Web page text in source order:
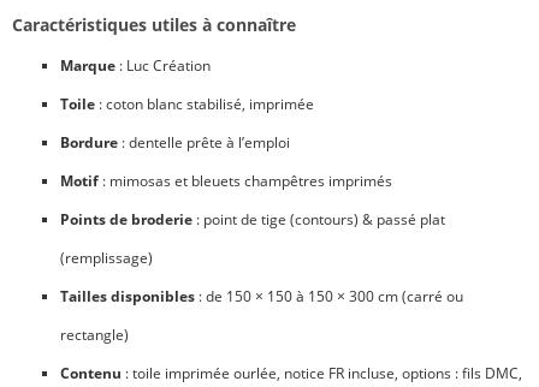
Caractéristiques utiles à connaître
Marque : Luc Création
Toile : coton blanc stabilisé, imprimée
Bordure : dentelle prête à l’emploi
Motif : mimosas et bleuets champêtres imprimés
Points de broderie : point de tige (contours) & passé plat
(remplissage)
Tailles disponibles : de 150 × 150 à 150 × 300 cm (carré ou
rectangle)
Contenu : toile imprimée ourlée, notice FR incluse, options : fils DMC,